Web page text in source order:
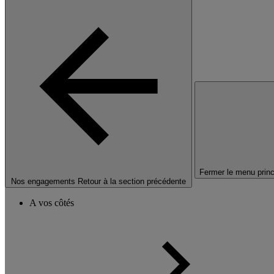
Nos engagements Retour à la section précédente
Fermer le menu
A vos côtés